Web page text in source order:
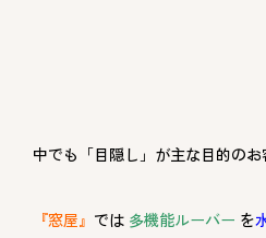
中でも「目隠し」が主な目的のお
『窓屋』 では 多機能ルーバー を